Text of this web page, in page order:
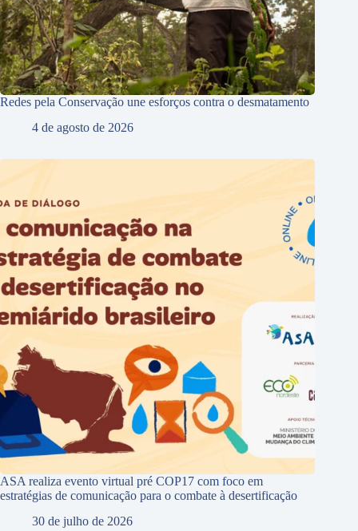
Redes pela Conservação une esforços contra o desmatamento
4 de agosto de 2026
ASA realiza evento virtual pré COP17 com foco em
estratégias de comunicação para o combate à desertificação
30 de julho de 2026